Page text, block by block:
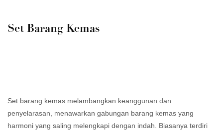
Set Barang Kemas
Set barang kemas melambangkan keanggunan dan
penyelarasan, menawarkan gabungan barang kemas yang
harmoni yang saling melengkapi dengan indah. Biasanya terdiri